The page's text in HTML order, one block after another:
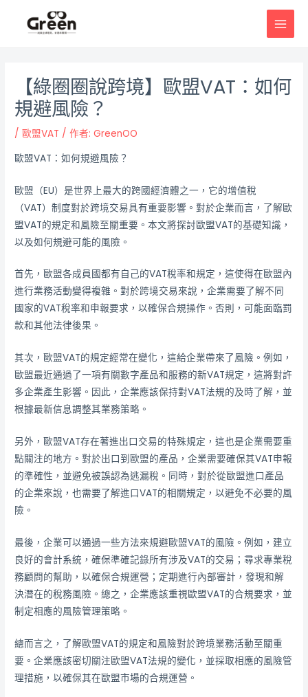
【綠圈圈說跨境】歐盟VAT：如何
規避風險？
/歐盟VAT / 作者:GreenOO
歐盟VAT：如何規避風險？
歐盟（EU）是世界上最大的跨國經濟體之一，它的增值稅
（VAT）制度對於跨境交易具有重要影響。對於企業而言，了解歐
盟VAT的規定和風險至關重要。本文將探討歐盟VAT的基礎知識，
以及如何規避可能的風險。
首先，歐盟各成員國都有自己的VAT稅率和規定，這使得在歐盟內
進行業務活動變得複雜。對於跨境交易來說，企業需要了解不同
國家的VAT稅率和申報要求，以確保合規操作。否則，可能面臨罰
款和其他法律後果。
其次，歐盟VAT的規定經常在變化，這給企業帶來了風險。例如，
歐盟最近通過了一項有關數字產品和服務的新VAT規定，這將對許
多企業產生影響。因此，企業應該保持對VAT法規的及時了解，並
根據最新信息調整其業務策略。
另外，歐盟VAT存在著進出口交易的特殊規定，這也是企業需要重
點關注的地方。對於出口到歐盟的產品，企業需要確保其VAT申報
的準確性，並避免被誤認為逃漏稅。同時，對於從歐盟進口產品
的企業來說，也需要了解進口VAT的相關規定，以避免不必要的風
險。
最後，企業可以通過一些方法來規避歐盟VAT的風險。例如，建立
良好的會計系統，確保準確記錄所有涉及VAT的交易；尋求專業稅
務顧問的幫助，以確保合規運營；定期進行內部審計，發現和解
決潛在的稅務風險。總之，企業應該重視歐盟VAT的合規要求，並
制定相應的風險管理策略。
總而言之，了解歐盟VAT的規定和風險對於跨境業務活動至關重
要。企業應該密切關注歐盟VAT法規的變化，並採取相應的風險管
理措施，以確保其在歐盟市場的合規運營。